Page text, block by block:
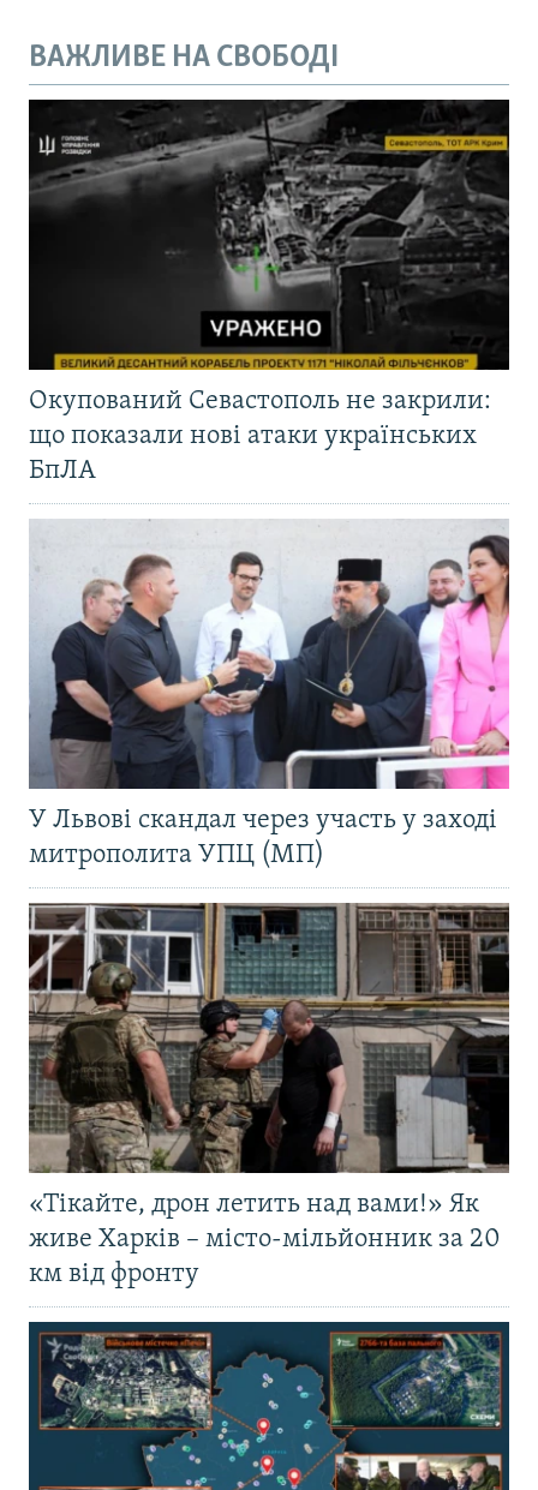
ВАЖЛИВЕ НА СВОБОДІ
Окупований Севастополь не закрили:
що показали нові атаки українських
БпЛА
У Львові скандал через участь у заході
митрополита УПЦ (МП)
«Тікайте, дрон летить над вами!» Як
живе Харків – місто-мільйонник за 20
км від фронту